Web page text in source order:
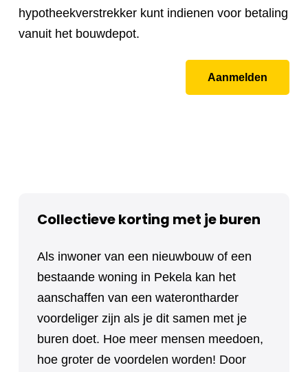
hypotheekverstrekker kunt indienen voor betaling
vanuit het bouwdepot.
Aanmelden
Collectieve korting met je buren
Als inwoner van een nieuwbouw of een
bestaande woning in Pekela kan het
aanschaffen van een waterontharder
voordeliger zijn als je dit samen met je
buren doet. Hoe meer mensen meedoen,
hoe groter de voordelen worden! Door